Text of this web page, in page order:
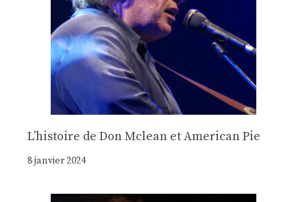
Lʼhistoire de Don Mclean et American Pie
8 janvier 2024